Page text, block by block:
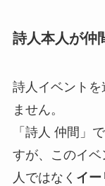
詩人本人が仲
詩人イベントを
ません。
「詩人 仲間」
すが、このイ
人ではなく イー